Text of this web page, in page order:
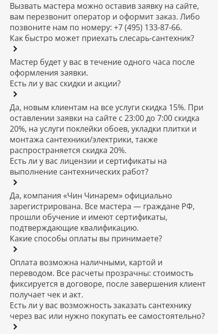
Вызвать мастера можно оставив заявку на сайте,
вам перезвонит оператор и оформит заказ. Либо
позвоните нам по номеру: +7 (495) 133-87-66.
Как быстро может приехать слесарь-сантехник?
Мастер будет у вас в течение одного часа после
оформления заявки.
Есть ли у вас скидки и акции?
Да, новым клиентам на все услуги скидка 15%. При
оставлении заявки на сайте с 23:00 до 7:00 скидка
20%, на услуги поклейки обоев, укладки плитки и
монтажа сантехники/электрики, также
распространяется скидка 20%.
Есть ли у вас лицензии и сертификаты на
выполнение сантехнических работ?
Да, компания «Чин Чинарем» официально
зарегистрирована. Все мастера — граждане РФ,
прошли обучение и имеют сертификаты,
подтверждающие квалификацию.
Какие способы оплаты вы принимаете?
Оплата возможна наличными, картой и
переводом. Все расчеты прозрачны: стоимость
фиксируется в договоре, после завершения клиент
получает чек и акт.
Есть ли у вас возможность заказать сантехнику
через вас или нужно покупать ее самостоятельно?